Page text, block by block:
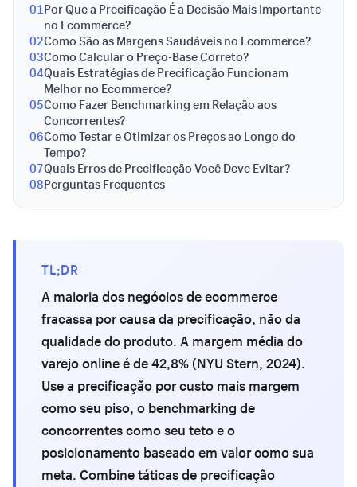
01Por Que a Precificação É a Decisão Mais Importante
no Ecommerce?
02Como São as Margens Saudáveis no Ecommerce?
03Como Calcular o Preço-Base Correto?
04Quais Estratégias de Precificação Funcionam
Melhor no Ecommerce?
05Como Fazer Benchmarking em Relação aos
Concorrentes?
06Como Testar e Otimizar os Preços ao Longo do
Tempo?
07Quais Erros de Precificação Você Deve Evitar?
08Perguntas Frequentes
TL;DR
A maioria dos negócios de ecommerce
fracassa por causa da precificação, não da
qualidade do produto. A margem média do
varejo online é de 42,8% (NYU Stern, 2024).
Use a precificação por custo mais margem
como seu piso, o benchmarking de
concorrentes como seu teto e o
posicionamento baseado em valor como sua
meta. Combine táticas de precificação